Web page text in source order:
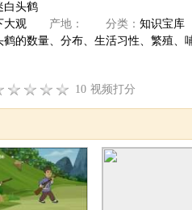
白头鹤
大观 产地： 分类： 知识宝库
鹤的数量、分布、生活习性、繁殖、
10 视频打分